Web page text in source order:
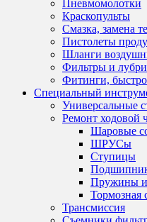
Пневмомолотки
Краскопульты
Смазка, замена
Пистолеты
Шланги
Фильтры и
Фитинги,
Специальный
Универсальные
Ремонт ходовой
Шаровые
ШРУСы
Ступицы
Пружины и
Тормозная
Трансмиссия